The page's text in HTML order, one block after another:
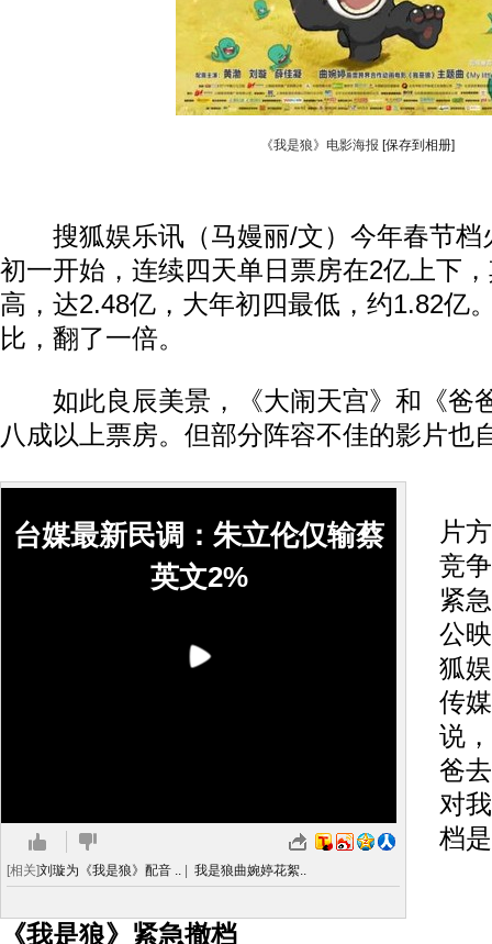
《我是狼》电影海报 [保存到相册]
搜狐娱乐讯（马嫚丽/文）今年春节档
初一开始，连续四天单日票房在2亿上下
高，达2.48亿，大年初四最低，约1.82亿
比，翻了一倍。
如此良辰美景，《大闹天宫》和《爸
八成以上票房。但部分阵容不佳的影片也
台媒最新民调：朱立伦仅输蔡
英文2%
[相关]刘璇为《我是狼》配音 .. 我是狼曲婉婷花絮..
片
竞
紧
公
狐
传
说
爸
对
档
《我是狼》紧急撤档